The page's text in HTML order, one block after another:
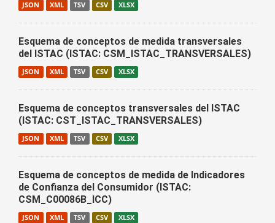
JSON XML TSV CSV XLSX
Esquema de conceptos de medida transversales
del ISTAC (ISTAC: CSM_ISTAC_TRANSVERSALES)
JSON XML TSV CSV XLSX
Esquema de conceptos transversales del ISTAC
(ISTAC: CST_ISTAC_TRANSVERSALES)
JSON XML TSV CSV XLSX
Esquema de conceptos de medida de Indicadores
de Confianza del Consumidor (ISTAC:
CSM_C00086B_ICC)
JSON XML TSV CSV XLSX